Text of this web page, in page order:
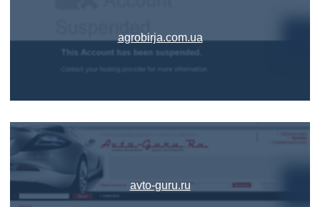
agrobirja.com.ua
avto-guru.ru